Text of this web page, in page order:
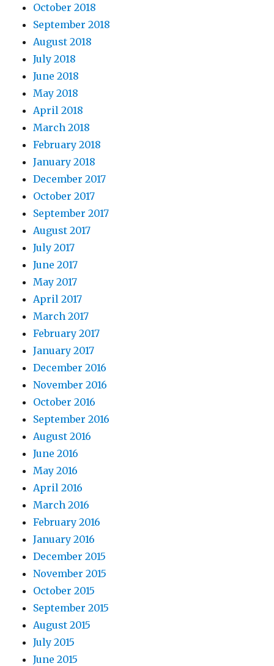
October 2018
September 2018
August 2018
July 2018
June 2018
May 2018
April 2018
March 2018
February 2018
January 2018
December 2017
October 2017
September 2017
August 2017
July 2017
June 2017
May 2017
April 2017
March 2017
February 2017
January 2017
December 2016
November 2016
October 2016
September 2016
August 2016
June 2016
May 2016
April 2016
March 2016
February 2016
January 2016
December 2015
November 2015
October 2015
September 2015
August 2015
July 2015
June 2015